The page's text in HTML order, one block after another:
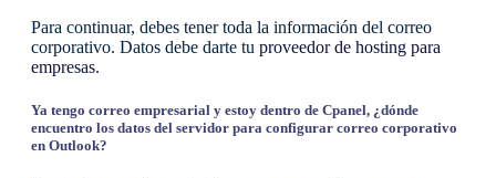
Para continuar, debes tener toda la información del correo
corporativo. Datos debe darte tu proveedor de hosting para
empresas.
Ya tengo correo empresarial y estoy dentro de Cpanel, ¿dónde
encuentro los datos del servidor para configurar correo corporativo
en Outlook?